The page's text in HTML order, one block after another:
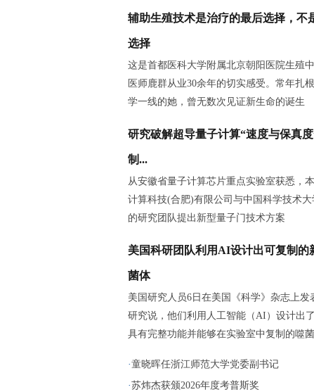
辅助生殖技术是治疗的最后选择，不
选择
这是首都医科大学附属北京朝阳医院生殖
医师鹿群从业30余年的切实感受。常年扎
学一线的她，曾无数次见证新生命的诞生
研究破解超导量子计算“速度与保真
制...
从安徽省量子计算芯片重点实验室获悉，
计算科技(合肥)有限公司与中国科学技术大
的研究团队提出新型量子门技术方案
美国科研团队利用AI设计出可复制的
菌体
美国研究人员6日在美国《科学》杂志上发
研究说，他们利用人工智能（AI）设计出了
具有完整功能并能够在实验室中复制的噬菌
·童晓晖任浙江师范大学党委副书记
·苏炜杰获颁2026年度考普斯奖